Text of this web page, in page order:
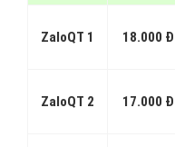
ZaloQT 1 18.000 Đ
ZaloQT 2 17.000 Đ